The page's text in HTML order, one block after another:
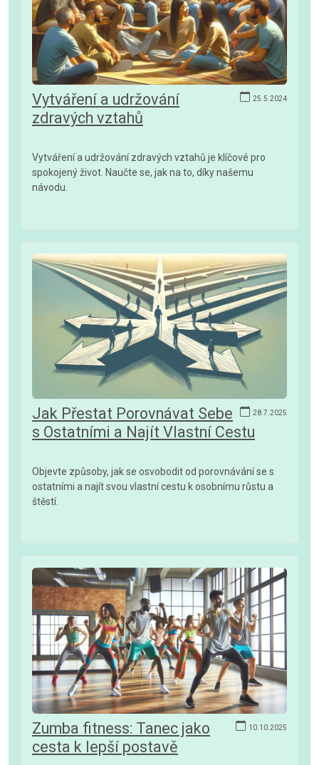
25.5.2024
Vytváření a udržování
zdravých vztahů
Vytváření a udržování zdravých vztahů je klíčové pro
spokojený život. Naučte se, jak na to, díky našemu
návodu.
28.7.2025
Jak Přestat Porovnávat Sebe
s Ostatními a Najít Vlastní Cestu
Objevte způsoby, jak se osvobodit od porovnávání se s
ostatními a najít svou vlastní cestu k osobnímu růstu a
štěstí.
10.10.2025
Zumba fitness: Tanec jako
cesta k lepší postavě